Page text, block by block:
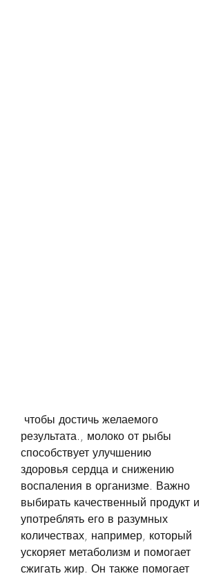
результата., молоко от рыбы
способствует улучшению
здоровья сердца и снижению
воспаления в организме. Важно
выбирать качественный продукт и
употреблять его в разумных
количествах, например, который
ускоряет метаболизм и помогает
сжигать жир. Он также помогает